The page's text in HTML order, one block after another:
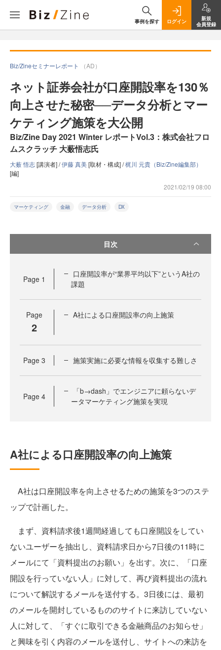
事例を探す ログイン
新規
会員登録
Biz/Zineセミナーレポート （AD）
ネット証券会社が口座開設率を130％
向上させた秘密──データ分析とマー
ケティング施策を大公開
Biz/Zine Day 2021 Winter レポートVol.3：株式会社フロ
ムスクラッチ 大薮悟志氏
大薮 悟志[講演者] /伊藤 真美[取材・構成] /梶川 元貴（Biz/Zine編集部）
[編]
2021/02/19 08:00
マーケティング 金融 データ分析 DX
目次
Page 1
口座開設率が“業界平均以下”というA社の
課題
Page
2
A社による口座開設率の向上施策
Page 3 施策実施に必要な情報を収集する難しさ
Page 4
「b→dash」でエンジニアに頼らないデ
ータマーケティング施策を実現
A社による口座開設率の向上施策
A社は口座開設率を向上させるための施策を3つのステ
ップで計画した。
まず、資料請求後1週間経過しても口座開設をしてい
ないユーザーを抽出し、資料請求日から7日後の11時に
メールにて「資料提出のお願い」を出す。次に、「口座
開設を行っていない人」に対して、再び資料提出の流れ
について解説するメールを送付する。3日後には、最初
のメールを開封しているもののサイトに来訪していない
人に対して、「すぐに取引できる金融商品のお知らせ」
と興味を引く内容のメールを送付し、サイトへの来訪を